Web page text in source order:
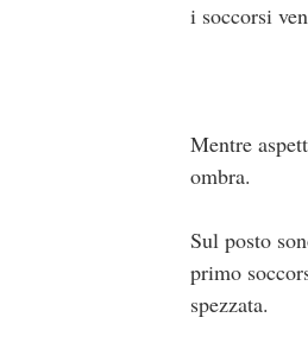
i soccorsi
Mentre
ombra.
Sul posto
primo
spezzata.